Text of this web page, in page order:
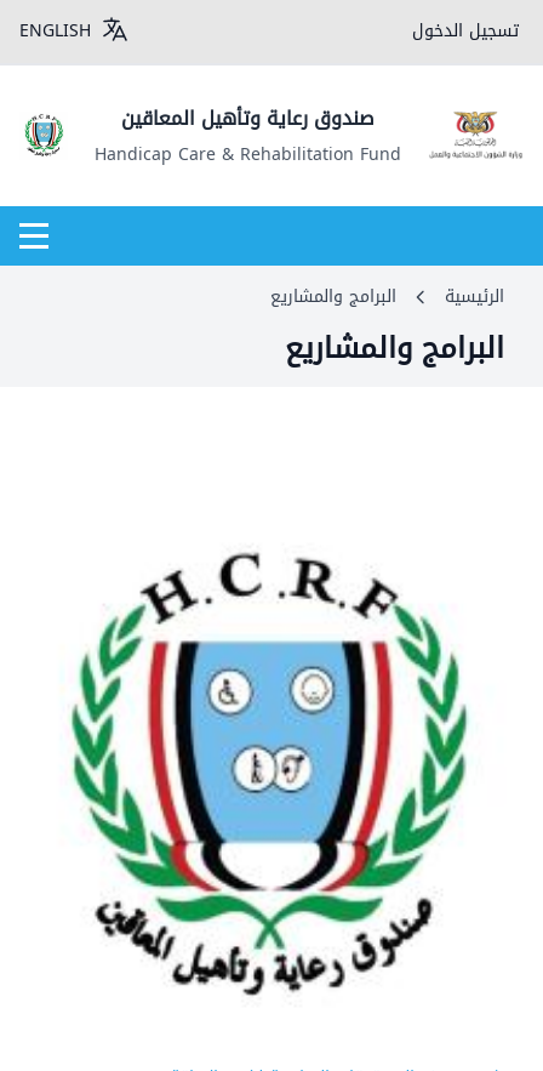
تسجيل الدخول ENGLISH
صندوق رعاية وتأهيل المعاقين
Handicap Care & Rehabilitation Fund
الرئيسية البرامج والمشاريع
البرامج والمشاريع